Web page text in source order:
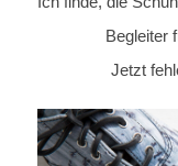
Begleiter
Jetzt